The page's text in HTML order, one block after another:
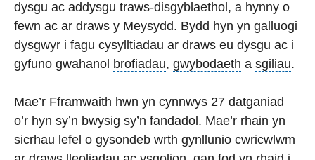
dysgu ac addysgu traws-disgyblaethol, a hynny o
fewn ac ar draws y Meysydd. Bydd hyn yn galluogi
dysgwyr i fagu cysylltiadau ar draws eu dysgu ac i
gyfuno gwahanol brofiadau, gwybodaeth a sgiliau.
Mae’r Fframwaith hwn yn cynnwys 27 datganiad
o’r hyn sy’n bwysig sy’n fandadol. Mae’r rhain yn
sicrhau lefel o gysondeb wrth gynllunio cwricwlwm